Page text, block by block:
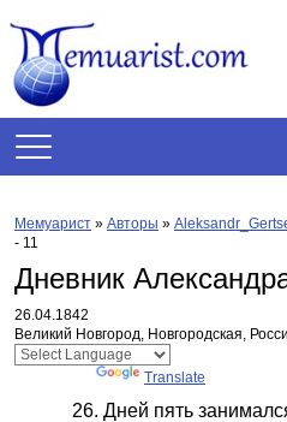
Мемуарист » Авторы »
- 11
Дневник
26.04.1842
Великий Новгород, Новгородская,
Translate
26. Дней пять